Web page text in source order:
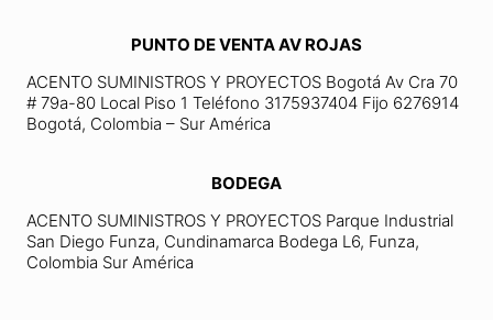
PUNTO DE VENTA AV ROJAS
ACENTO SUMINISTROS Y PROYECTOS Bogotá Av Cra 70
# 79a-80 Local Piso 1 Teléfono 3175937404 Fijo 6276914
Bogotá, Colombia – Sur América
BODEGA
ACENTO SUMINISTROS Y PROYECTOS Parque Industrial
San Diego Funza, Cundinamarca Bodega L6, Funza,
Colombia Sur América